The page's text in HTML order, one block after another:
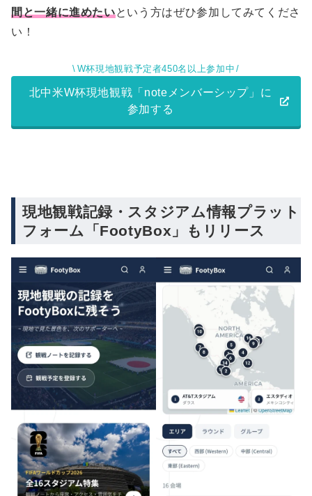
間と一緒に進めたいという方はぜひ参加してみてくださ
い！
W杯現地観戦予定者450名以上参加中
北中米W杯現地観戦「noteメンバーシップ」に
参加する
現地観戦記録・スタジアム情報プラット
フォーム「FootyBox」もリリース